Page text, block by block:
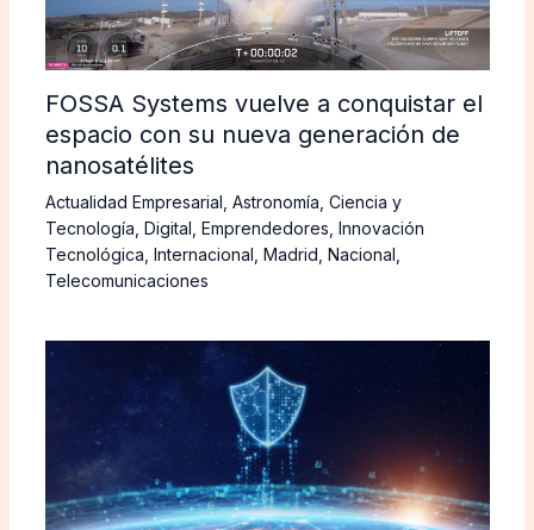
FOSSA Systems vuelve a conquistar el
espacio con su nueva generación de
nanosatélites
Actualidad Empresarial Astronomía Ciencia y
Tecnología Digital Emprendedores Innovación
Tecnológica Internacional Madrid Nacional
Telecomunicaciones